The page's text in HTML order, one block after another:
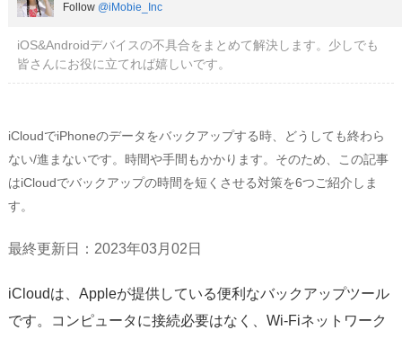
ソリューション
ストア
サポート
Follow @iMobie_Inc
iOS&Androidデバイスの不具合をまとめて解決します。少しでも
皆さんにお役に立てれば嬉しいです。
iCloudでiPhoneのデータをバックアップする時、どうしても終わら
ない/進まないです。時間や手間もかかります。そのため、この記事
はiCloudでバックアップの時間を短くさせる対策を6つご紹介しま
す。
最終更新日：2023年03月02日
iCloudは、Appleが提供している便利なバックアップツール
です。コンピュータに接続必要はなく、Wi-Fiネットワーク